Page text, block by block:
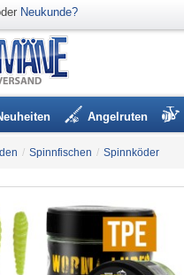
Neukunde?
Angelruten
/ Spinnfischen / Spinnköder